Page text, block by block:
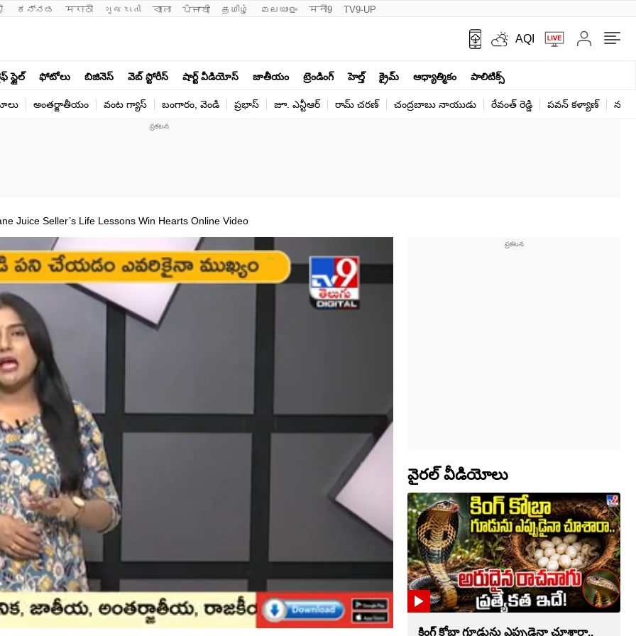
ಕನ್ನಡ मराठी ગુજરાતી বাংলা ਪੰਜਾਬੀ தமிழ் മലയാളം मनी9 TV9-UP
AQI
స్టైల్ ఫోటోలు బిజినెస్ వెబ్ స్టోరీస్ షార్ట్ వీడియోస్ జాతీయం ట్రెండింగ్ హెల్త్‌ క్రైమ్ ఆధ్యాత్మికం పాలిటిక్స్‌
అంతర్జాతీయం వంట గ్యాస్ బంగారం, వెండి ప్రభాస్ జూ. ఎన్టీఆర్ రామ్ చ‌ర‌ణ్‌ చంద్రబాబు నాయుడు రేవంత్ రెడ్డి పవన్ కళ్యాణ్
Juice Seller’s Life Lessons Win Hearts Online Video
వైరల్ వీడియోలు
కింగ్ కోబ్రా గూడును ఎప్పుడైనా చూశారా..